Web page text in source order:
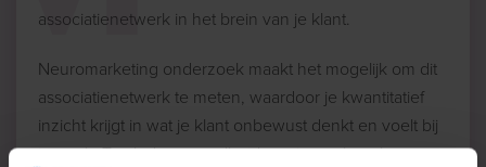
associatienetwerk in het brein van je klant.
Neuromarketing onderzoek maakt het mogelijk om dit
associatienetwerk te meten, waardoor je kwantitatief
inzicht krijgt in wat je klant onbewust denkt en voelt bij
je merk. Track de gezondheid van je merk en leer